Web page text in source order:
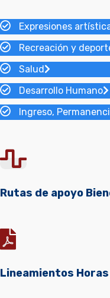
Expresiones
Recreación y
Salud
Desarrollo Humano
Ingreso,
Rutas de apoyo
Lineamientos